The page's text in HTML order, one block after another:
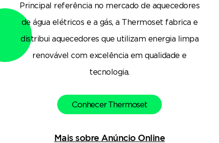
Principal referência no mercado de aquecedores
de água elétricos e a gás, a Thermoset fabrica e
distribui aquecedores que utilizam energia limpa
renovável com excelência em qualidade e
tecnologia.
Conhecer Thermoset
Mais sobre Anúncio Online